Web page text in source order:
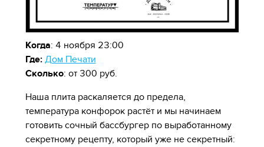
Когда: 4 ноября 23:00
Где: Дом Печати
Сколько: от 300 руб.
Наша плита раскаляется до предела,
температура конфорок растёт и мы начинаем
готовить сочный бассбургер по выработанному
секретному рецепту, который уже не секретный: